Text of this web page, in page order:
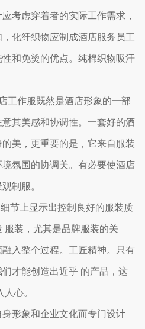
考虑穿着者的实际工作需求，
化纤织物应制成酒店服务员工
和免烫的优点。纯棉织物吸汗
工作服既然是酒店形象的一部
其美感和协调性。一套好的酒
美，更重要的是，它来自服装
氛围的协调美。有必要使酒店
制服。
节上显示出控制良好的服装质
服装，尤其是品牌服装的关
入整个过程。工匠精神。只有
才能创造出近乎 的产品，这
心。
形象和企业文化而专门设计